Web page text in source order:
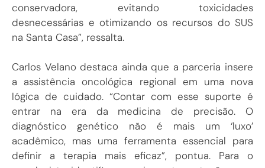
conservadora, evitando toxicidades
desnecessárias e otimizando os recursos do SUS
na Santa Casa”, ressalta.
Carlos Velano destaca ainda que a parceria insere
a assistência oncológica regional em uma nova
lógica de cuidado. “Contar com esse suporte é
entrar na era da medicina de precisão. O
diagnóstico genético não é mais um ‘luxo’
acadêmico, mas uma ferramenta essencial para
definir a terapia mais eficaz”, pontua. Para o